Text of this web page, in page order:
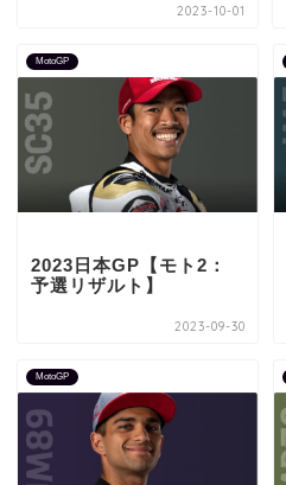
2023-10-01
MotoGP
2023日本GP【モト2：
予選リザルト】
2023-09-30
MotoGP